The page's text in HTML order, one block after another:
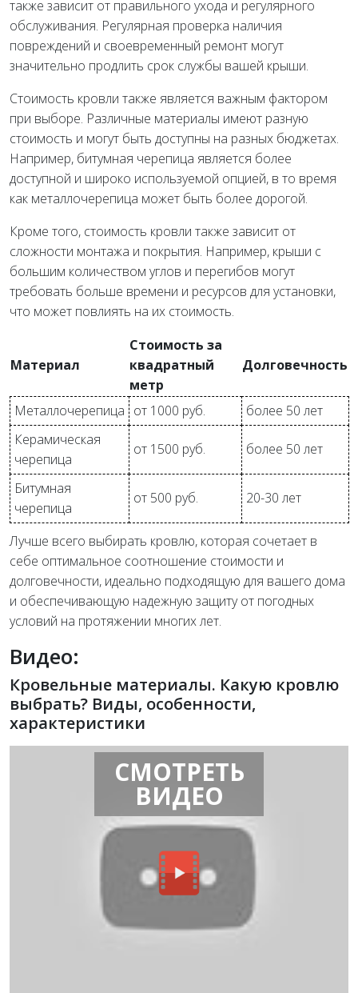
также зависит от правильного ухода и регулярного
обслуживания. Регулярная проверка наличия
повреждений и своевременный ремонт могут
значительно продлить срок службы вашей крыши.
Стоимость кровли также является важным фактором
при выборе. Различные материалы имеют разную
стоимость и могут быть доступны на разных бюджетах.
Например, битумная черепица является более
доступной и широко используемой опцией, в то время
как металлочерепица может быть более дорогой.
Кроме того, стоимость кровли также зависит от
сложности монтажа и покрытия. Например, крыши с
большим количеством углов и перегибов могут
требовать больше времени и ресурсов для установки,
что может повлиять на их стоимость.
Материал
Стоимость за
квадратный
метр
Долговечность
Металлочерепица от 1000 руб.
более 50 лет
Керамическая
черепица
от 1500 руб. более 50 лет
Битумная
черепица
от 500 руб. 20-30 лет
Лучше всего выбирать кровлю, которая сочетает в
себе оптимальное соотношение стоимости и
долговечности, идеально подходящую для вашего дома
и обеспечивающую надежную защиту от погодных
условий на протяжении многих лет.
Видео:
Кровельные материалы. Какую кровлю
выбрать? Виды, особенности,
характеристики
СМОТРЕТЬ
ВИДЕО